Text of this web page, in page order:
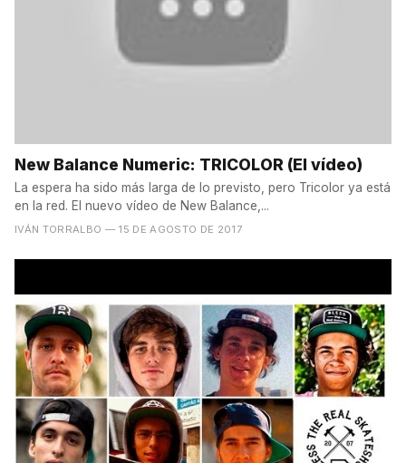
New Balance Numeric: TRICOLOR (El vídeo)
La espera ha sido más larga de lo previsto, pero Tricolor ya está
en la red. El nuevo vídeo de New Balance,...
IVÁN TORRALBO — 15 DE AGOSTO DE 2017